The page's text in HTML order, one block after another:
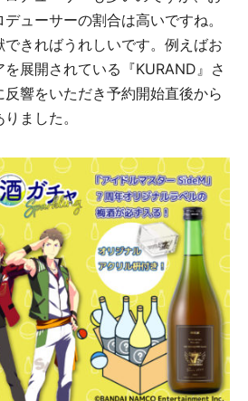
ューサーの割合は高いですね。
きればうれしいです。例えばお
展開されている『KURAND』さ
響をいただき予約開始直後から
ました。